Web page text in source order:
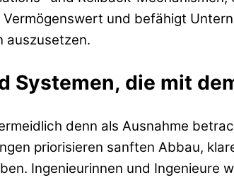
und befähigt
auszusetzen.
Systemen, die mit
denn als Ausnahme
priorisieren sanften Abbau,
Ingenieurinnen und Ingenieure